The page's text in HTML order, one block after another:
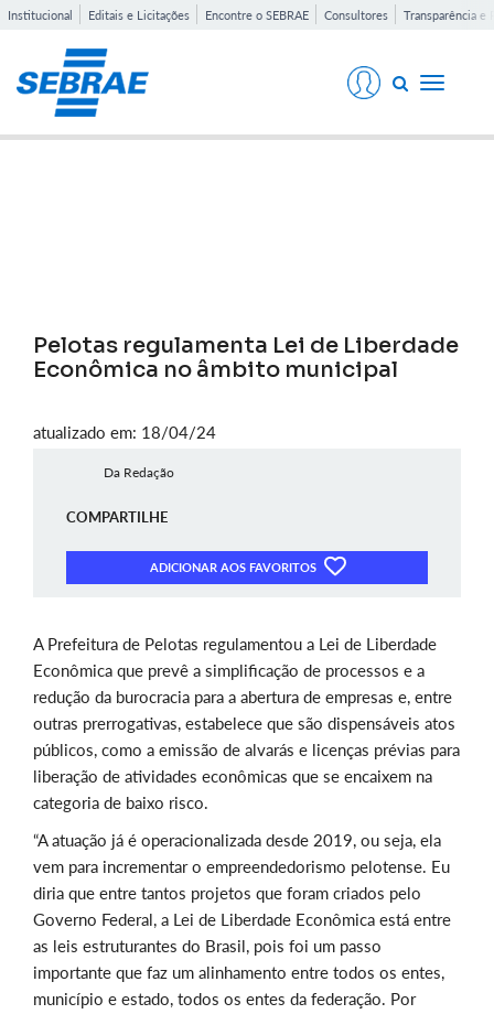
Institucional Editais e Licitações Encontre o SEBRAE Consultores Transparência e
Toggle
Pelotas regulamenta Lei de Liberdade
Econômica no âmbito municipal
atualizado em: 18/04/24
Da Redação
COMPARTILHE
ADICIONAR AOS FAVORITOS
A Prefeitura de Pelotas regulamentou a Lei de Liberdade
Econômica que prevê a simplificação de processos e a
redução da burocracia para a abertura de empresas e, entre
outras prerrogativas, estabelece que são dispensáveis atos
públicos, como a emissão de alvarás e licenças prévias para
liberação de atividades econômicas que se encaixem na
categoria de baixo risco.
“A atuação já é operacionalizada desde 2019, ou seja, ela
vem para incrementar o empreendedorismo pelotense. Eu
diria que entre tantos projetos que foram criados pelo
Governo Federal, a Lei de Liberdade Econômica está entre
as leis estruturantes do Brasil, pois foi um passo
importante que faz um alinhamento entre todos os entes,
município e estado, todos os entes da federação. Por